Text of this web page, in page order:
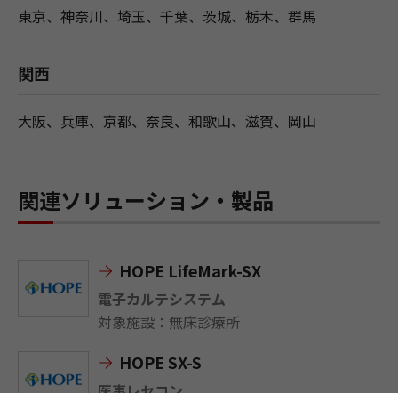
東京、神奈川、埼玉、千葉、茨城、栃木、群馬
関西
大阪、兵庫、京都、奈良、和歌山、滋賀、岡山
関連ソリューション・製品
HOPE LifeMark-SX
電子カルテシステム
対象施設：無床診療所
HOPE SX-S